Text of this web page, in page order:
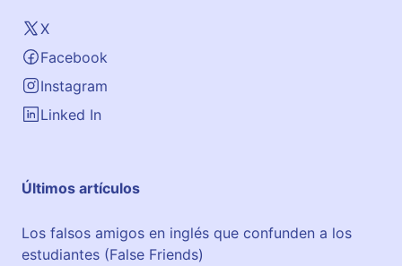
X
Facebook
Instagram
Linked In
Últimos artículos
Los falsos amigos en inglés que confunden a los
estudiantes (False Friends)